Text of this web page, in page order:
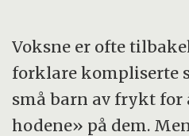
Voksne er ofte
forklare kompliserte
små barn av frykt for
hodene» på dem.